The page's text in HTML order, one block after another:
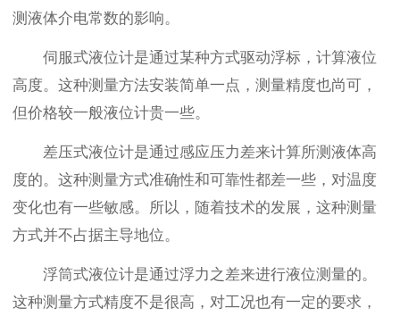
测液体介电常数的影响。
伺服式液位计是通过某种方式驱动浮标，计算液位
高度。这种测量方法安装简单一点，测量精度也尚可，
但价格较一般液位计贵一些。
差压式液位计是通过感应压力差来计算所测液体高
度的。这种测量方式准确性和可靠性都差一些，对温度
变化也有一些敏感。所以，随着技术的发展，这种测量
方式并不占据主导地位。
浮筒式液位计是通过浮力之差来进行液位测量的。
这种测量方式精度不是很高，对工况也有一定的要求，